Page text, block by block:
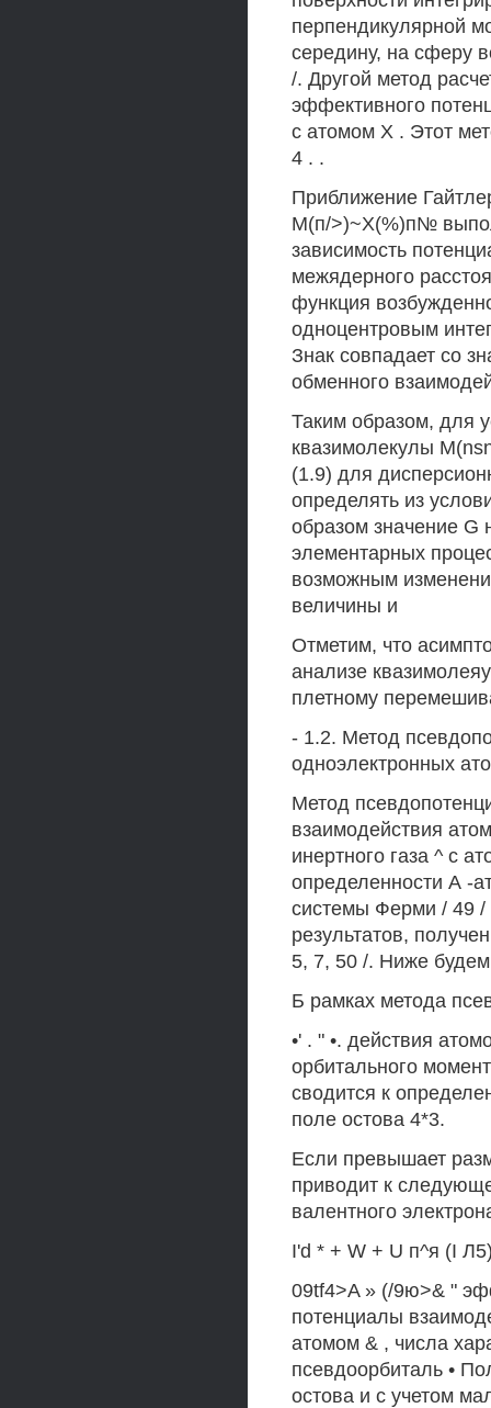
перпендикулярной
середину, на сферу
/. Другой метод
эффективного
с атомом X . Этот
4 . .
Приближение
М(п/>)~Х(%)п№
зависимость
межядерного
функция
одноцентровым
Знак совпадает со
обменного
Таким образом, для
квазимолекулы
(1.9) для
определять из
образом значение G
элементарных
возможным
величины и
Отметим, что
анализе
плетному
- 1.2. Метод
одноэлектронных
Метод
взаимодействия
инертного газа ^ с
определенности А -
системы Ферми / 49 /
результатов,
5, 7, 50 /. Ниже
Б рамках метода
•' . " •. действия
орбитального
сводится к
поле остова 4*3.
Если превышает
приводит к
валентного
I'd * + W + U п^я (I
09tf4>A » (/9ю>& "
потенциалы
атомом & , числа
псевдоорбиталь •
остова и с учетом